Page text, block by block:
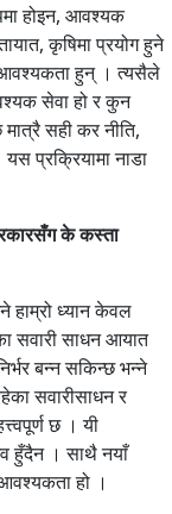
होइन, आवश्यक
कृषिमा प्रयोग हुने
आवश्यकता हुन् । त्यसैले
सेवा हो र कुन
सही कर नीति,
प्रक्रियामा नाडा
के कस्ता
हाम्रो ध्यान केवल
सवारी साधन आयात
बन्न सकिन्छ भन्ने
सवारीसाधन र
छ । यी
हुँदैन । साथै नयाँ
हो ।